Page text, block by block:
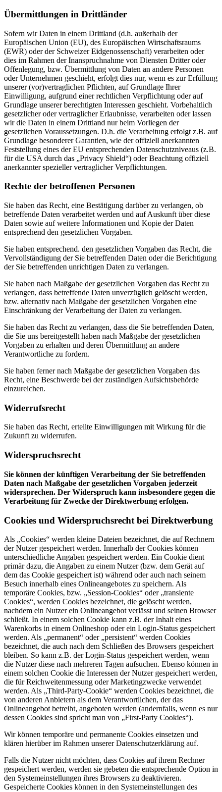
Übermittlungen in Drittländer
Sofern wir Daten in einem Drittland (d.h. außerhalb der
Europäischen Union (EU), des Europäischen Wirtschaftsraums
(EWR) oder der Schweizer Eidgenossenschaft) verarbeiten oder
dies im Rahmen der Inanspruchnahme von Diensten Dritter oder
Offenlegung, bzw. Übermittlung von Daten an andere Personen
oder Unternehmen geschieht, erfolgt dies nur, wenn es zur Erfüllung
unserer (vor)vertraglichen Pflichten, auf Grundlage Ihrer
Einwilligung, aufgrund einer rechtlichen Verpflichtung oder auf
Grundlage unserer berechtigten Interessen geschieht. Vorbehaltlich
gesetzlicher oder vertraglicher Erlaubnisse, verarbeiten oder lassen
wir die Daten in einem Drittland nur beim Vorliegen der
gesetzlichen Voraussetzungen. D.h. die Verarbeitung erfolgt z.B. auf
Grundlage besonderer Garantien, wie der offiziell anerkannten
Feststellung eines der EU entsprechenden Datenschutzniveaus (z.B.
für die USA durch das „Privacy Shield“) oder Beachtung offiziell
anerkannter spezieller vertraglicher Verpflichtungen.
Rechte der betroffenen Personen
Sie haben das Recht, eine Bestätigung darüber zu verlangen, ob
betreffende Daten verarbeitet werden und auf Auskunft über diese
Daten sowie auf weitere Informationen und Kopie der Daten
entsprechend den gesetzlichen Vorgaben.
Sie haben entsprechend. den gesetzlichen Vorgaben das Recht, die
Vervollständigung der Sie betreffenden Daten oder die Berichtigung
der Sie betreffenden unrichtigen Daten zu verlangen.
Sie haben nach Maßgabe der gesetzlichen Vorgaben das Recht zu
verlangen, dass betreffende Daten unverzüglich gelöscht werden,
bzw. alternativ nach Maßgabe der gesetzlichen Vorgaben eine
Einschränkung der Verarbeitung der Daten zu verlangen.
Sie haben das Recht zu verlangen, dass die Sie betreffenden Daten,
die Sie uns bereitgestellt haben nach Maßgabe der gesetzlichen
Vorgaben zu erhalten und deren Übermittlung an andere
Verantwortliche zu fordern.
Sie haben ferner nach Maßgabe der gesetzlichen Vorgaben das
Recht, eine Beschwerde bei der zuständigen Aufsichtsbehörde
einzureichen.
Widerrufsrecht
Sie haben das Recht, erteilte Einwilligungen mit Wirkung für die
Zukunft zu widerrufen.
Widerspruchsrecht
Sie können der künftigen Verarbeitung der Sie betreffenden
Daten nach Maßgabe der gesetzlichen Vorgaben jederzeit
widersprechen. Der Widerspruch kann insbesondere gegen die
Verarbeitung für Zwecke der Direktwerbung erfolgen.
Cookies und Widerspruchsrecht bei Direktwerbung
Als „Cookies“ werden kleine Dateien bezeichnet, die auf Rechnern
der Nutzer gespeichert werden. Innerhalb der Cookies können
unterschiedliche Angaben gespeichert werden. Ein Cookie dient
primär dazu, die Angaben zu einem Nutzer (bzw. dem Gerät auf
dem das Cookie gespeichert ist) während oder auch nach seinem
Besuch innerhalb eines Onlineangebotes zu speichern. Als
temporäre Cookies, bzw. „Session-Cookies“ oder „transiente
Cookies“, werden Cookies bezeichnet, die gelöscht werden,
nachdem ein Nutzer ein Onlineangebot verlässt und seinen Browser
schließt. In einem solchen Cookie kann z.B. der Inhalt eines
Warenkorbs in einem Onlineshop oder ein Login-Status gespeichert
werden. Als „permanent“ oder „persistent“ werden Cookies
bezeichnet, die auch nach dem Schließen des Browsers gespeichert
bleiben. So kann z.B. der Login-Status gespeichert werden, wenn
die Nutzer diese nach mehreren Tagen aufsuchen. Ebenso können in
einem solchen Cookie die Interessen der Nutzer gespeichert werden,
die für Reichweitenmessung oder Marketingzwecke verwendet
werden. Als „Third-Party-Cookie“ werden Cookies bezeichnet, die
von anderen Anbietern als dem Verantwortlichen, der das
Onlineangebot betreibt, angeboten werden (andernfalls, wenn es nur
dessen Cookies sind spricht man von „First-Party Cookies“).
Wir können temporäre und permanente Cookies einsetzen und
klären hierüber im Rahmen unserer Datenschutzerklärung auf.
Falls die Nutzer nicht möchten, dass Cookies auf ihrem Rechner
gespeichert werden, werden sie gebeten die entsprechende Option in
den Systemeinstellungen ihres Browsers zu deaktivieren.
Gespeicherte Cookies können in den Systemeinstellungen des